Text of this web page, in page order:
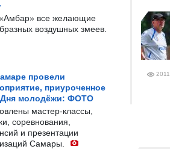
все желающие
воздушных змеев.
провели
приуроченное
Дня молодёжи: ФОТО
мастер-классы,
соревнования,
и презентации
Самары.
2011